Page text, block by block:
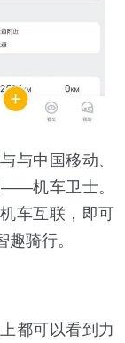
中国移动、
机车卫士。
车互联，即可
骑行。
都可以看到力